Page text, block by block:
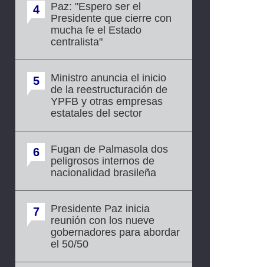
4
Paz: "Espero ser el
Presidente que cierre con
mucha fe el Estado
centralista"
5
Ministro anuncia el inicio
de la reestructuración de
YPFB y otras empresas
estatales del sector
6
Fugan de Palmasola dos
peligrosos internos de
nacionalidad brasileña
7
Presidente Paz inicia
reunión con los nueve
gobernadores para abordar
el 50/50